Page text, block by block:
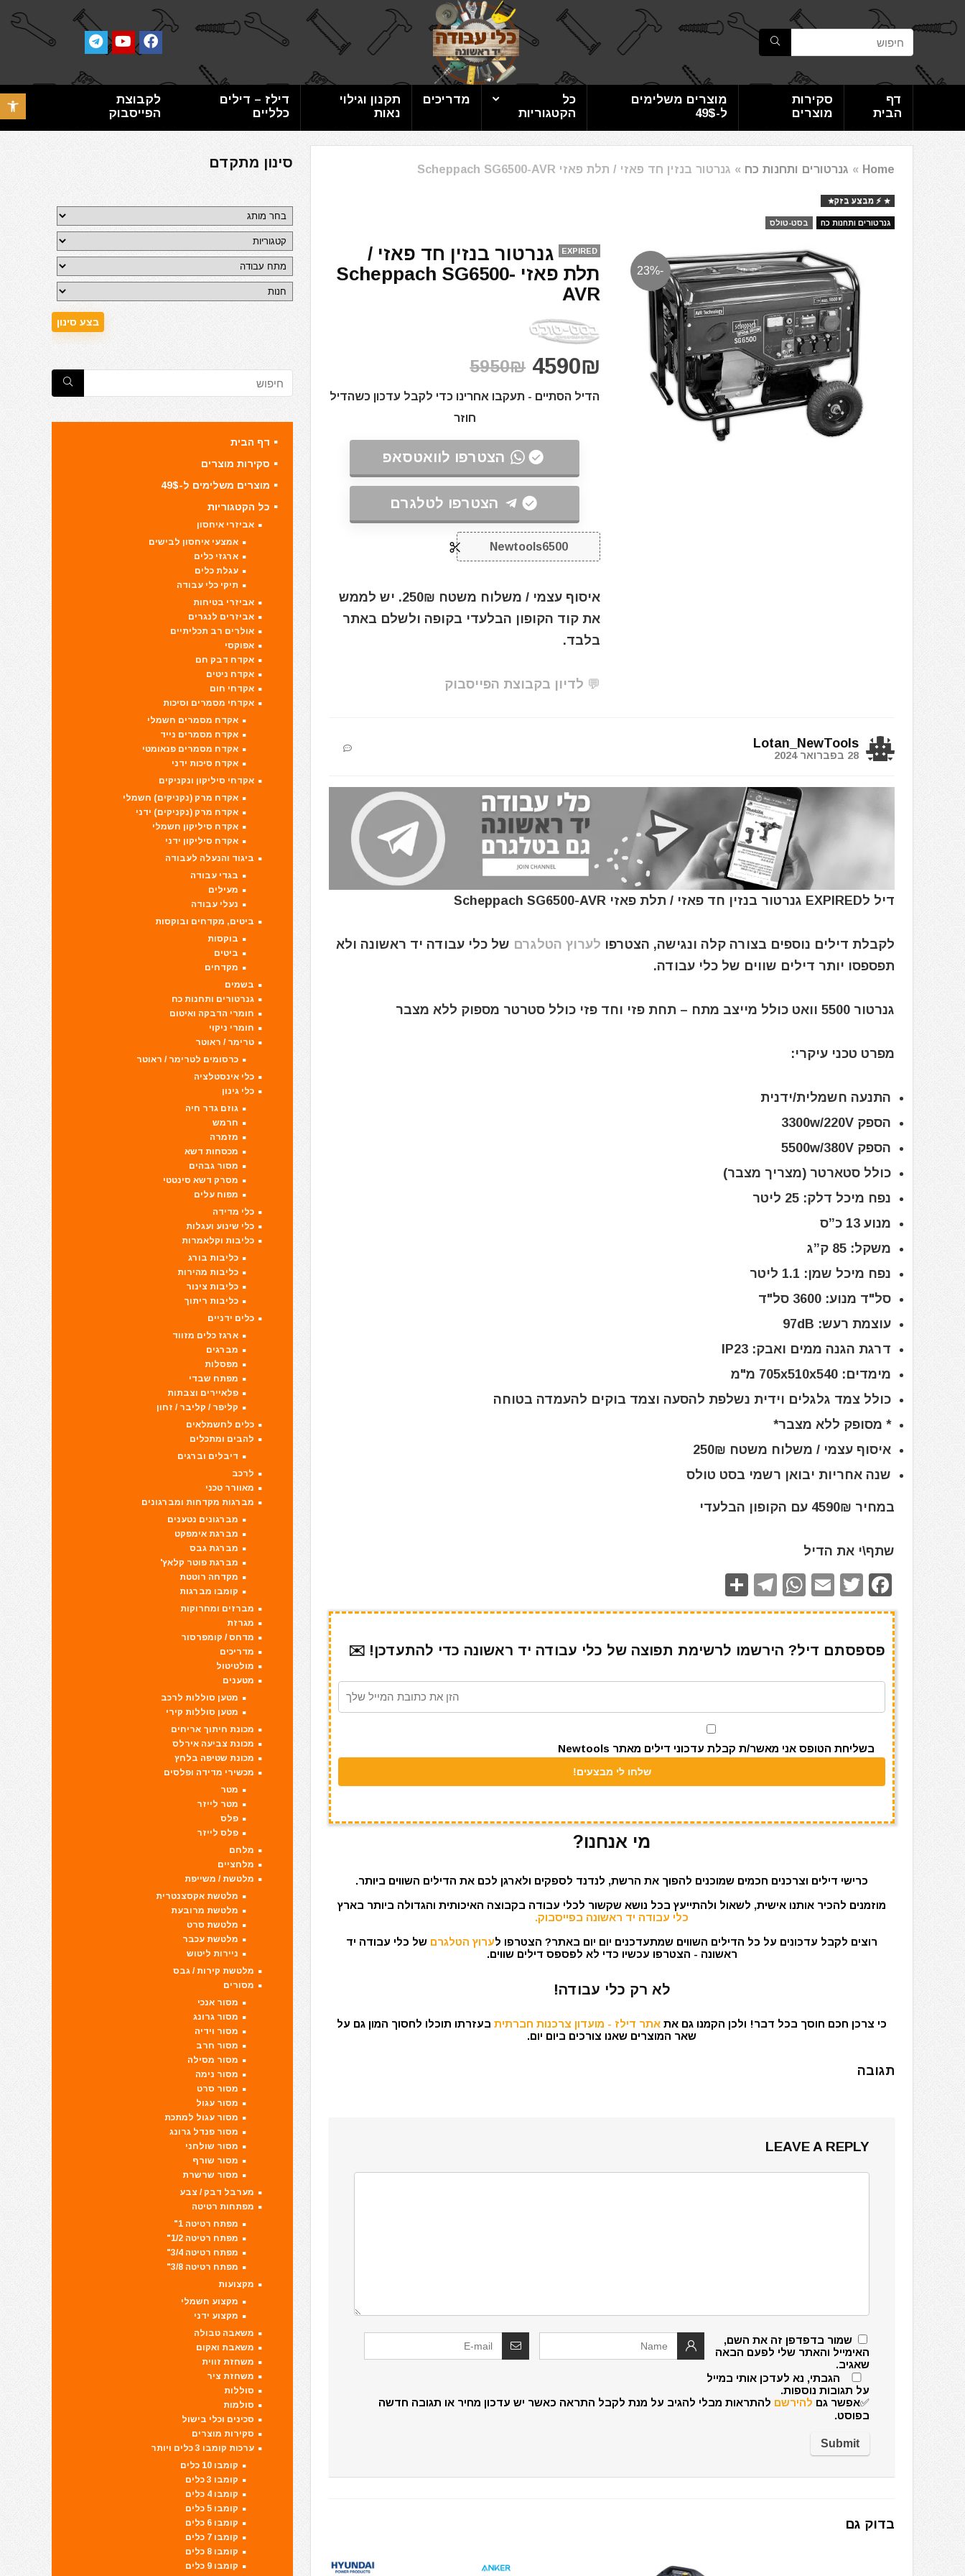
פתח
דף
הבית
סקירות
מוצרים
מוצרים משלימים
ל-49$
כל
הקטגוריות
מדריכים
תקנון וגילוי
נאות
דילז – דילים
כלליים
לקבוצת
הפייסבוק
Home
» גנרטורים ותחנות כח » גנרטור בנזין חד פאזי / תלת פאזי Scheppach SG6500-AVR
⚡️ מבצע בזק
גנרטורים ותחנות כח בסט-טולס
-23%
EXPIRED
גנרטור בנזין חד פאזי /
תלת פאזי Scheppach SG6500-
AVR
4590₪
5950₪
הדיל הסתיים - תעקבו אחרינו כדי לקבל עדכון כשהדיל
חוזר
הצטרפו לוואטסאפ
הצטרפו לטלגרם
Newtools6500
איסוף עצמי / משלוח משטח 250₪. יש לממש
את קוד הקופון הבלעדי בקופה ולשלם באתר
בלבד.
💬 לדיון בקבוצת הפייסבוק
Lotan_NewTools
28 בפברואר 2024
דיל לEXPIRED גנרטור בנזין חד פאזי / תלת פאזי Scheppach SG6500-AVR
לקבלת דילים נוספים בצורה קלה ונגישה, הצטרפו לערוץ הטלגרם של כלי עבודה יד ראשונה ולא
תפספסו יותר דילים שווים של כלי עבודה.
גנרטור 5500 וואט כולל מייצב מתח – תחת פזי וחד פזי כולל סטרטר מספוק ללא מצבר
מפרט טכני עיקרי:
התנעה חשמלית/ידנית
הספק 3300w/220V
הספק 5500w/380V
כולל סטארטר (מצריך מצבר)
נפח מיכל דלק: 25 ליטר
מנוע 13 כ”ס
משקל: 85 ק”ג
נפח מיכל שמן: 1.1 ליטר
סל"ד מנוע: 3600 סל"ד
עוצמת רעש: 97dB
דרגת הגנה ממים ואבק: IP23
מימדים: 705x510x540 מ"מ
כולל צמד גלגלים וידית נשלפת להסעה וצמד בוקים להעמדה בטוחה
* מסופק ללא מצבר*
איסוף עצמי / משלוח משטח 250₪
שנה אחריות יבואן רשמי בסט טולס
במחיר 4590₪ עם הקופון הבלעדי
שתף\י את הדיל
F
a
e
b
k
T
w
te
r
E
m
l
W
h
s
A
T
el
gr
a
h
e
פספסתם דיל? הירשמו לרשימת תפוצה של כלי עבודה יד ראשונה כדי להתעדכן! ✉️
בשליחת הטופס אני מאשר/ת קבלת עדכוני דילים מאתר Newtools
מי אנחנו?
כרישי דילים וצרכנים חכמים שמוכנים להפוך את הרשת, לנדנד לספקים ולארגן לכם את הדילים השווים ביותר.
מוזמנים להכיר אותנו אישית, לשאול ולהתייעץ בכל נושא שקשור לכלי עבודה בקבוצה האיכותית והגדולה ביותר בארץ
כלי עבודה יד ראשונה בפייסבוק.
רוצים לקבל עדכונים על כל הדילים השווים שמתעדכנים יום יום באתר? הצטרפו לערוץ הטלגרם של כלי עבודה יד
ראשונה - הצטרפו עכשיו כדי לא לפספס דילים שווים.
לא רק כלי עבודה!
כי צרכן חכם חוסך בכל דבר! ולכן הקמנו גם את אתר דילז - מועדון צרכנות חברתית בעזרתו תוכלו לחסוך המון גם על
שאר המוצרים שאנו צורכים ביום יום.
תגובה
LEAVE A REPLY
שמור בדפדפן זה את השם,
האימייל והאתר שלי לפעם הבאה
שאגיב.
הגבתי, נא לעדכן אותי במייל
על תגובות נוספות.
✅אפשר גם להירשם להתראות מבלי להגיב על מנת לקבל התראה כאשר יש עדכון מחיר או תגובה חדשה
בפוסט.
בדוק גם
סינון מתקדם
דף הבית
סקירות מוצרים
מוצרים משלימים ל-49$
כל הקטגוריות
אביזרי איחסון
אמצעי איחסון לבישים
ארגזי כלים
עגלת כלים
תיקי כלי עבודה
אביזרי בטיחות
אביזרים לנגרים
אולרים רב תכליתיים
אפוקסי
אקדח דבק חם
אקדח ניטים
אקדחי חום
אקדחי מסמרים וסיכות
אקדח מסמרים חשמלי
אקדח מסמרים נייד
אקדח מסמרים פנאומטי
אקדח סיכות ידני
אקדחי סיליקון ונקניקים
אקדח מרק (נקניקים) חשמלי
אקדח מרק (נקניקים) ידני
אקדח סיליקון חשמלי
אקדח סיליקון ידני
ביגוד והנעלה לעבודה
בגדי עבודה
מעילים
נעלי עבודה
ביטים, מקדחים ובוקסות
בוקסות
ביטים
מקדחים
בשמים
גנרטורים ותחנות כח
חומרי הדבקה ואיטום
חומרי ניקוי
טרימר / ראוטר
כרסומים לטרימר / ראוטר
כלי אינסטלציה
כלי גינון
גוזם גדר חיה
חרמש
מזמרה
מכסחות דשא
מסור גבהים
מסרק דשא סינטטי
מפוח עלים
כלי מדידה
כלי שינוע ועגלות
כליבות וקלאמרות
כליבות בורג
כליבות מהירות
כליבות צינור
כליבות ריתוך
כלים ידניים
ארגז כלים מזווד
מברגים
מפסלות
מפתח שבדי
פלאיירים וצבתות
קליפר / קליבר / זחון
כלים לחשמלאים
להבים ומתכלים
דיבלים וברגים
לרכב
מאוורר טכני
מברגות מקדחות ומברגונים
מברגונים נטענים
מברגת אימפקט
מברגת גבס
מברגת פוטר קלאץ'
מקדחה רוטטת
קומבו מברגות
מברזים ומחרוקות
מגרזת
מדחס / קומפרסור
מדריכים
מולטיטול
מטענים
מטען סוללות לרכב
מטען סוללות קירי
מכונת חיתוך אריחים
מכונת צביעה אירלס
מכונת שטיפה בלחץ
מכשירי מדידה ופלסים
מטר
מטר לייזר
פלס
פלס לייזר
מלחם
מלחציים
מלטשת / משייפת
מלטשת אקסצנטרית
מלטשת מרובעת
מלטשת סרט
מלטשת עכבר
ניירות ליטוש
מלטשת קירות / גבס
מסורים
מסור אנכי
מסור גרונג
מסור וידיה
מסור חרב
מסור מסילה
מסור נימה
מסור סרט
מסור עגול
מסור עגול למתכת
מסור פנדל גרונג
מסור שולחני
מסור שורף
מסור שרשרת
מערבל דבק / צבע
מפתחות רטיטה
מפתח רטיטה 1"
מפתח רטיטה 1/2"
מפתח רטיטה 3/4"
מפתח רטיטה 3/8"
מקצועות
מקצוע חשמלי
מקצוע ידני
משאבה טבולה
משאבת ואקום
משחזת זווית
משחזת ציר
סוללות
סולמות
סכינים וכלי בישול
סקירות מוצרים
ערכות קומבו 3 כלים ויותר
קומבו 10 כלים
קומבו 3 כלים
קומבו 4 כלים
קומבו 5 כלים
קומבו 6 כלים
קומבו 7 כלים
קומבו 8 כלים
קומבו 9 כלים